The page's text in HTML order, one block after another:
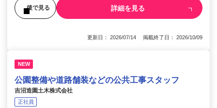
後で見る 詳細を見る
更新日： 2026/07/14 掲載終了日： 2026/10/09
NEW
公園整備や道路舗装などの公共工事スタッフ
吉沼造園土木株式会社
正社員